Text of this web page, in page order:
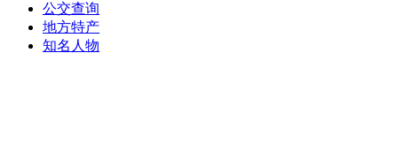
公交查询
地方特产
知名人物